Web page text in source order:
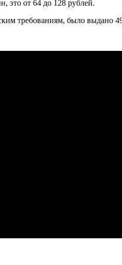
это от 64 до 128 рублей.
требованиям, было выдано